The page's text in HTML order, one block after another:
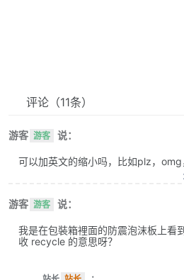
评论 （11条）
游客 游客 说：
可以加英文的缩小吗，比如plz，omg
游客 游客 说：
我是在包裝箱裡面的防震泡沫板上看
收 recycle 的意思呀？